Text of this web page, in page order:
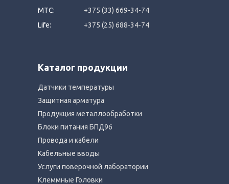
МТС:
+375 (33) 669-34-74
Life:
+375 (25) 688-34-74
Каталог продукции
Датчики температуры
Защитная арматура
Продукция металлообработки
Блоки питания БПД96
Провода и кабели
Кабельные вводы
Услуги поверочной лаборатории
Клеммные Головки